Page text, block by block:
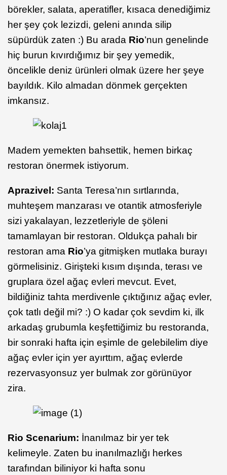
börekler, salata, aperatifler, kısaca denediğimiz
her şey çok lezizdi, geleni anında silip
süpürdük zaten :) Bu arada Rio’nun genelinde
hiç burun kıvırdığımız bir şey yemedik,
öncelikle deniz ürünleri olmak üzere her şeye
bayıldık. Kilo almadan dönmek gerçekten
imkansız.
Madem yemekten bahsettik, hemen birkaç
restoran önermek istiyorum.
Aprazivel: Santa Teresa’nın sırtlarında,
muhteşem manzarası ve otantik atmosferiyle
sizi yakalayan, lezzetleriyle de şöleni
tamamlayan bir restoran. Oldukça pahalı bir
restoran ama Rio’ya gitmişken mutlaka burayı
görmelisiniz. Girişteki kısım dışında, terası ve
gruplara özel ağaç evleri mevcut. Evet,
bildiğiniz tahta merdivenle çıktığınız ağaç evler,
çok tatlı değil mi? :) O kadar çok sevdim ki, ilk
arkadaş grubumla keşfettiğimiz bu restoranda,
bir sonraki hafta için eşimle de gelebilelim diye
ağaç evler için yer ayırttım, ağaç evlerde
rezervasyonsuz yer bulmak zor görünüyor
zira.
Rio Scenarium: İnanılmaz bir yer tek
kelimeyle. Zaten bu inanılmazlığı herkes
tarafından biliniyor ki hafta sonu